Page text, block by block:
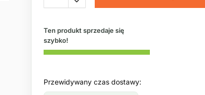
Ten produkt sprzedaje się
szybko!
Przewidywany czas dostawy: